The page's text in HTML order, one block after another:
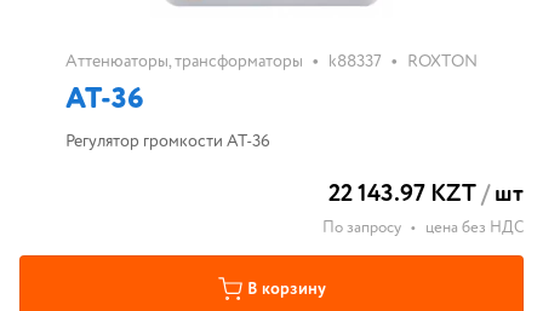
Аттенюаторы, трансформаторы • k88337 • ROXTON
AT-36
Регулятор громкости AT-36
22 143.97 KZT/шт
По запросу • цена без НДС
В корзину